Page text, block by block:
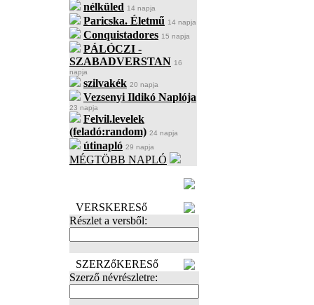
nélküled 14 napja
Paricska. Életmű 14 napja
Conquistadores 15 napja
PÁLÓCZI -
SZABADVERSTAN 16
napja
szilvakék 20 napja
Vezsenyi Ildikó Naplója
23 napja
Felvil.levelek
(feladó:random) 24 napja
útinapló 29 napja
MÉGTÖBB NAPLÓ
VERSKERESő
Részlet a versből:
SZERZőKERESő
Szerző névrészletre: